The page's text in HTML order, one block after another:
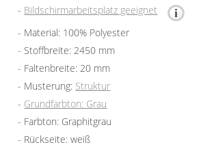
Bildschirmarbeitsplatz geeignet
Material: 100% Polyester
Stoffbreite: 2450 mm
Faltenbreite: 20 mm
Musterung: Struktur
Grundfarbton: Grau
Farbton: Graphitgrau
Rückseite: weiß